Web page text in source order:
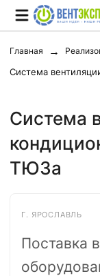
Главная
Система
Система
ТЮЗа
Г. ЯРОСЛАВЛЬ
Поставка